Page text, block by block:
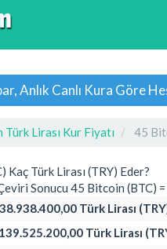
Anlık Canlı Kura Göre
Türk Lirası Kur Fiyatı 45
Türk Lirası (TRY) Eder?
Sonucu 45 Bitcoin (BTC)
Türk Lirası
Türk Lirası